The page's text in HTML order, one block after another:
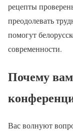
рецепты
преодолевать
помогут
современности.
Почему
Вас волнуют